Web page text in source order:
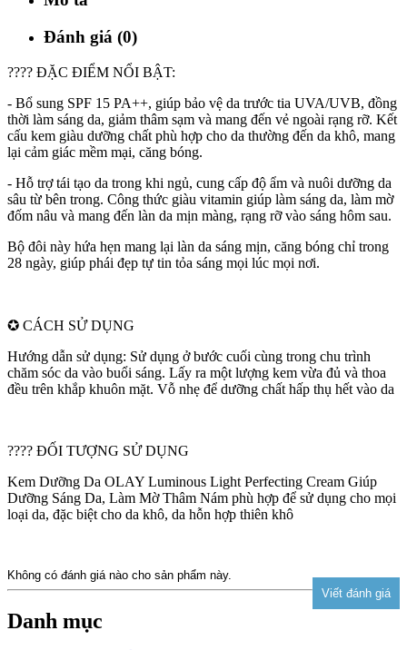
Đánh giá (0)
???? ĐẶC ĐIỂM NỔI BẬT:
- Bổ sung SPF 15 PA++, giúp bảo vệ da trước tia UVA/UVB, đồng
thời làm sáng da, giảm thâm sạm và mang đến vẻ ngoài rạng rỡ. Kết
cấu kem giàu dưỡng chất phù hợp cho da thường đến da khô, mang
lại cảm giác mềm mại, căng bóng.
- Hỗ trợ tái tạo da trong khi ngủ, cung cấp độ ẩm và nuôi dưỡng da
sâu từ bên trong. Công thức giàu vitamin giúp làm sáng da, làm mờ
đốm nâu và mang đến làn da mịn màng, rạng rỡ vào sáng hôm sau.
Bộ đôi này hứa hẹn mang lại làn da sáng mịn, căng bóng chỉ trong
28 ngày, giúp phái đẹp tự tin tỏa sáng mọi lúc mọi nơi.
✪ CÁCH SỬ DỤNG
Hướng dẫn sử dụng: Sử dụng ở bước cuối cùng trong chu trình
chăm sóc da vào buổi sáng. Lấy ra một lượng kem vừa đủ và thoa
đều trên khắp khuôn mặt. Vỗ nhẹ để dưỡng chất hấp thụ hết vào da
???? ĐỐI TƯỢNG SỬ DỤNG
Kem Dưỡng Da OLAY Luminous Light Perfecting Cream Giúp
Dưỡng Sáng Da, Làm Mờ Thâm Nám phù hợp để sử dụng cho mọi
loại da, đặc biệt cho da khô, da hỗn hợp thiên khô
Không có đánh giá nào cho sản phẩm này.
Danh mục